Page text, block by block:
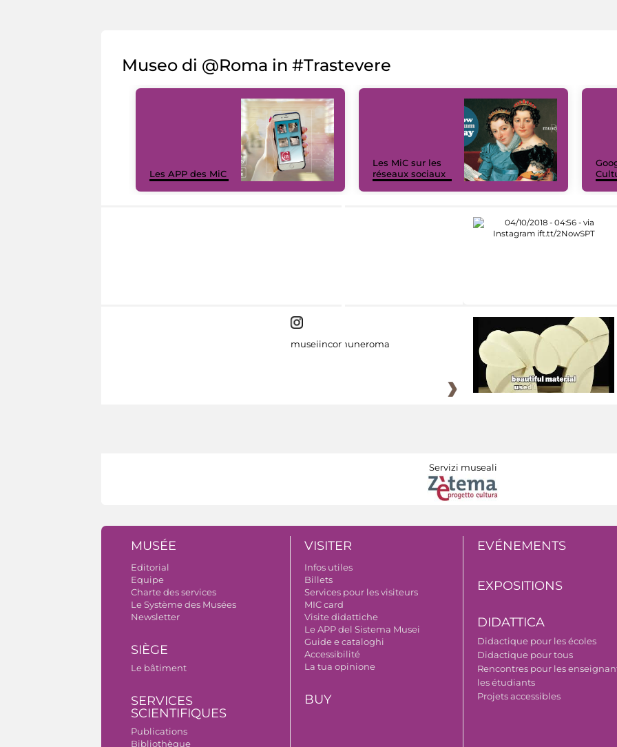
Museo di @Roma in #Trastevere
Les APP des MiC
Les MiC sur les
réseaux sociaux
museiincomuneroma
Servizi museali
MUSÉE
Editorial
Equipe
Charte des services
Le Système des Musées
Newsletter
SIÈGE
Le bâtiment
SERVICES
SCIENTIFIQUES
Publications
Bibliothèque
VISITER
Infos utiles
Billets
Services pour les visiteurs
MIC card
Visite didattiche
Le APP del Sistema Musei
Guide e cataloghi
Accessibilité
La tua opinione
BUY
EVÉNEMENTS
EXPOSITIONS
DIDATTICA
Didactique pour les écoles
Didactique pour tous
Rencontres pour les
les étudiants
Projets accessibles